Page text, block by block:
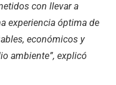
con llevar a
experiencia óptima de
económicos y
ambiente”, explicó